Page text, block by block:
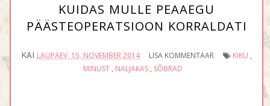
KUIDAS MULLE PEAAEGU
PÄÄSTEOPERATSIOON KORRALDATI
KAI LAUPÄEV, 15. NOVEMBER 2014 LISA KOMMENTAAR KIKU ,
MINUST , NALJAKAS , SÕBRAD